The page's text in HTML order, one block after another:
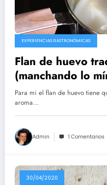
EXPERIENCIAS GASTRONÓMICAS
Flan de huevo
(manchando lo
Para mi el flan de huevo tiene
aroma…
Admin 1 Comentarios
30/04/2020